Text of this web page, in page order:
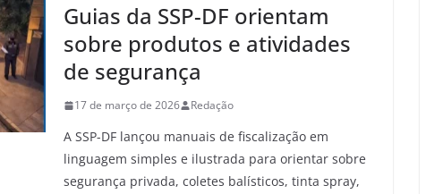
Guias da SSP-DF orientam
sobre produtos e atividades
de segurança
17 de março de 2026 Redação
A SSP-DF lançou manuais de fiscalização em
linguagem simples e ilustrada para orientar sobre
segurança privada, coletes balísticos, tinta spray,